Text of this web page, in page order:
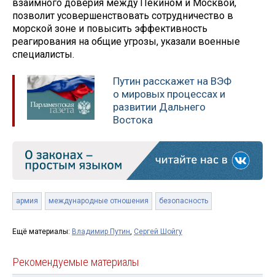
взаимного доверия между Пекином и Москвой,
позволит усовершенствовать сотрудничество в
морской зоне и повысить эффективность
реагирования на общие угрозы, указали военные
специалисты.
Путин расскажет на ВЭФ
о мировых процессах и
развитии Дальнего
Востока
армия международные отношения безопасность
Ещё материалы: Владимир Путин Сергей Шойгу
Рекомендуемые материалы